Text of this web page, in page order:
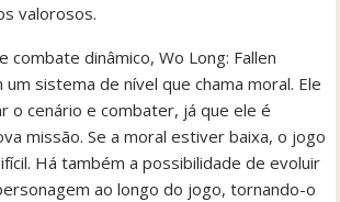
valorosos.
combate dinâmico, Wo Long: Fallen
sistema de nível que chama moral. Ele
o cenário e combater, já que ele é
missão. Se a moral estiver baixa, o jogo
Há também a possibilidade de evoluir
ao longo do jogo, tornando-o